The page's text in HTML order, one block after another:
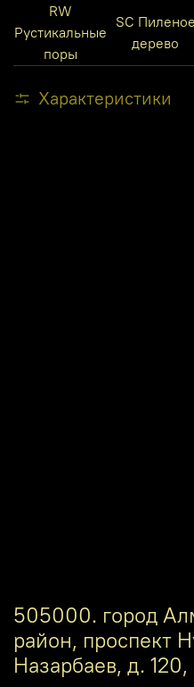
RW
Рустикальные
поры
SC Пиленое
дерево
Характеристики
505000. город
район, проспект
Назарбаев, д.